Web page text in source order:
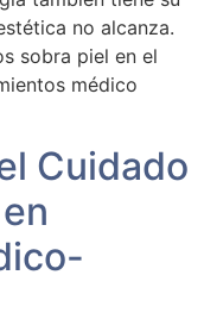
no alcanza.
sobra piel en el
médico
Cuidado